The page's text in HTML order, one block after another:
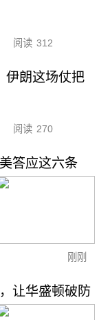
阅读 312
伊朗这场仗把
阅读 270
答应这六条
刚刚
让华盛顿破防